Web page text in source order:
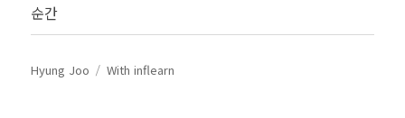
순간
Hyung Joo With inflearn